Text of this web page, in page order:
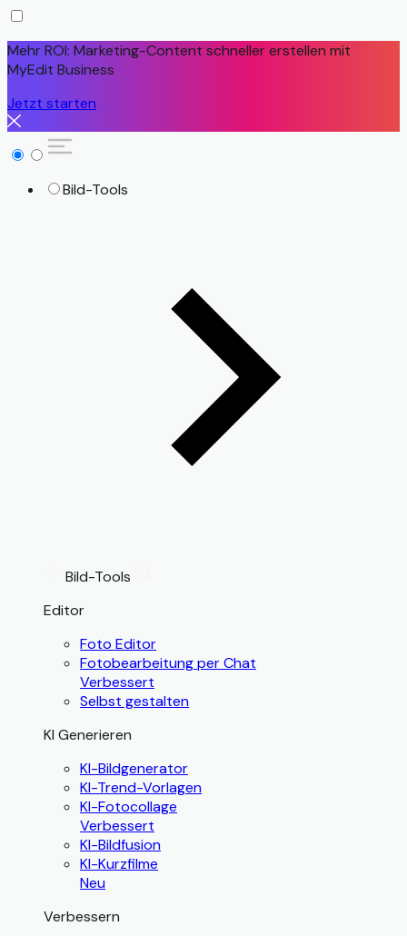
Mehr ROI: Marketing-Content schneller erstellen mit
MyEdit Business
Jetzt starten
Bild-Tools
Bild-Tools
Editor
Foto Editor
Fotobearbeitung per Chat
Verbessert
Selbst gestalten
KI Generieren
KI-Bildgenerator
KI-Trend-Vorlagen
KI-Fotocollage
Verbessert
KI-Bildfusion
KI-Kurzfilme
Neu
Verbessern